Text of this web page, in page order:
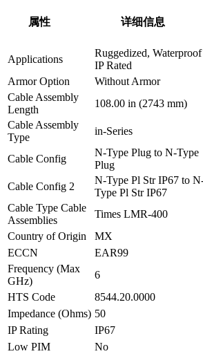
属性 详细信息
Applications
Ruggedized, Waterproof
IP Rated
Armor Option
Without Armor
Cable Assembly
Length
108.00 in (2743 mm)
Cable Assembly
Type
in-Series
Cable Config
N-Type Plug to N-Type
Plug
Cable Config 2
N-Type Pl Str IP67 to
Type Pl Str IP67
Cable Type Cable
Assemblies
Times LMR-400
Country of Origin
MX
ECCN
EAR99
Frequency (Max
GHz)
6
HTS Code
8544.20.0000
Impedance (Ohms) 50
IP Rating
IP67
Low PIM
No